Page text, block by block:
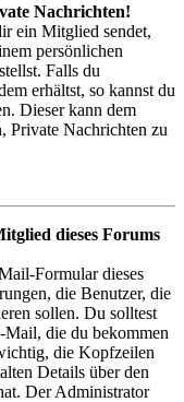
Nachrichten!
ein Mitglied sendet,
persönlichen
Falls du
erhältst, so kannst du
Dieser kann dem
Private Nachrichten zu
dieses Forums
Formular dieses
die Benutzer, die
sollen. Du solltest
die du bekommen
die Kopfzeilen
Details über den
Der Administrator